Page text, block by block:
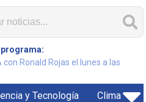
con Ronald Rojas el lunes a las
y Tecnología Clima